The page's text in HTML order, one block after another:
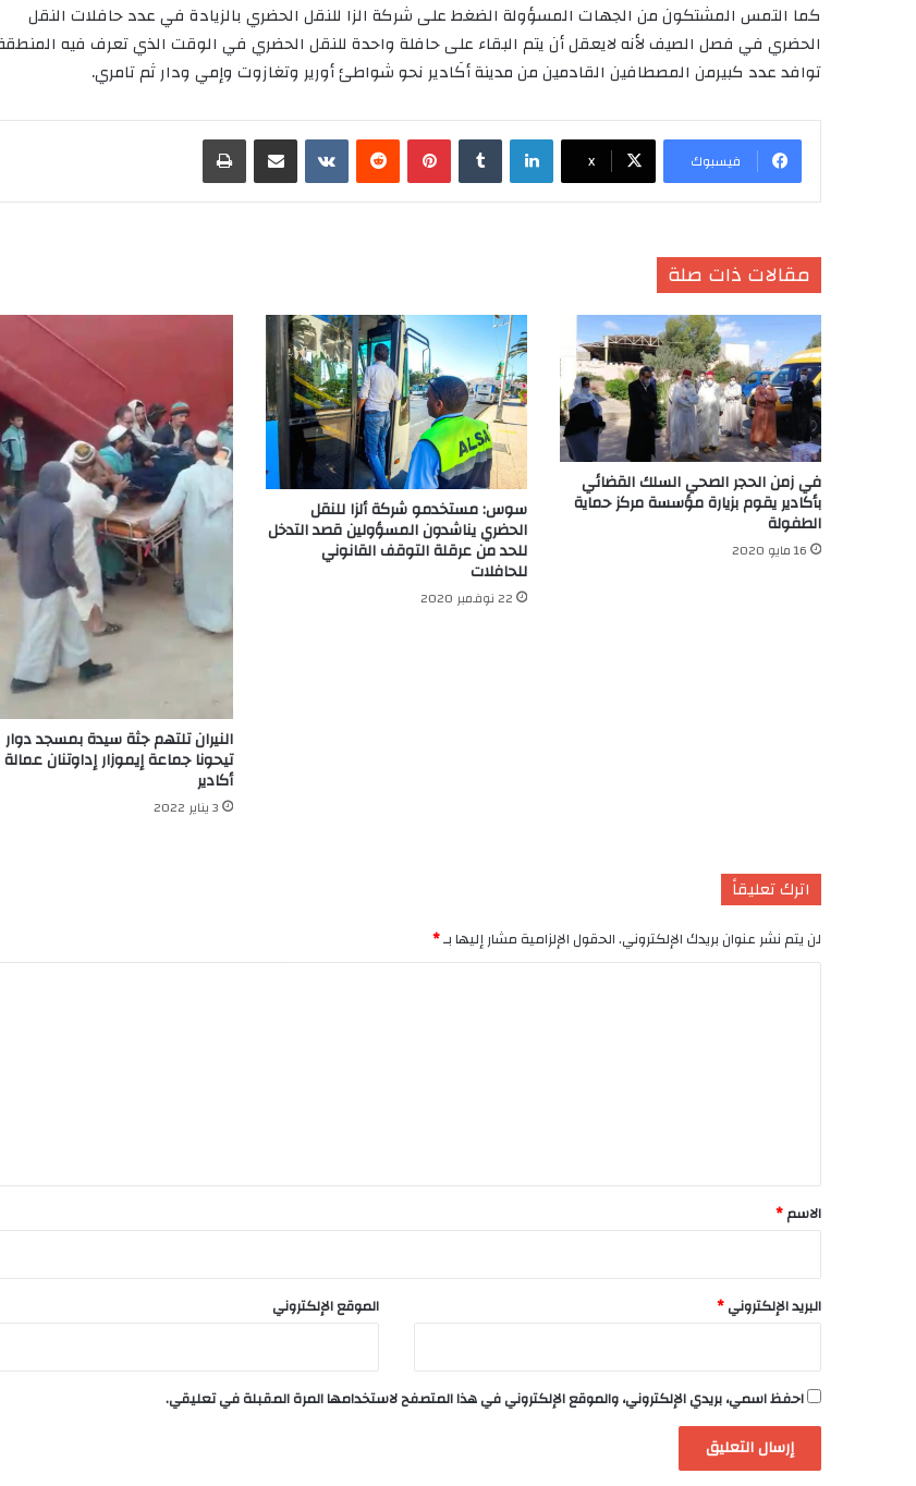
كما التمس المشتكون من الجهات المسؤولة الضغط على شركة الزا للنقل الحضري بالزيادة في عدد حافلات النقل
الحضري في فصل الصيف لأنه لايعقل أن يتم البقاء على حافلة واحدة للنقل الحضري في الوقت الذي تعرف فيه
توافد عدد كبيرمن المصطافين القادمين من مدينة أكَادير نحو شواطئ أورير وتغازوت وإمي ودار ثم تامري.
فيسبوك X
لينكدإن بينتيريست
مقالات ذات صلة
في زمن الحجر الصحي السلك القضائي
بأكادير يقوم بزيارة مؤسسة مركز حماية
الطفولة
16 مايو 2020
سوس: مستخدمو شركة ألزا للنقل
الحضري يناشدون المسؤولين قصد التدخل
للحد من عرقلة التوقف القانوني
للحافلات
22 نوفمبر 2020
النيران تلتهم جثة سيدة بمسجد دوار
تيحونا جماعة إيموزار إداوتنان عمالة
أكادير
3 يناير 2022
اترك تعليقاً
لن يتم نشر عنوان بريدك الإلكتروني.الحقول الإلزامية مشار إليها بـ*
*
الاسم*
البريد الإلكتروني* الموقع الإلكتروني
احفظ اسمي، بريدي الإلكتروني، والموقع الإلكتروني في هذا المتصفح لاستخدامها المرة المقبلة في تعليقي.